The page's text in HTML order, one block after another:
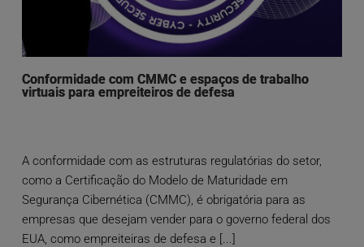
Conformidade com CMMC e espaços de trabalho
virtuais para empreiteiros de defesa
A conformidade com as estruturas regulatórias do setor,
como a Certificação do Modelo de Maturidade em
Segurança Cibernética (CMMC), é obrigatória para as
empresas que desejam vender para o governo federal dos
EUA, como empreiteiras de defesa e [...]